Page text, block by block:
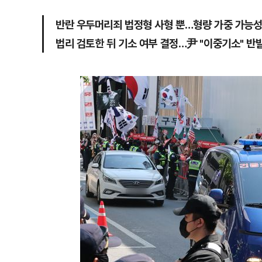
반란 우두머리죄 법정형 사형 뿐…형량 가중 가능성
법리 검토한 뒤 기소 여부 결정…尹 "이중기소" 반